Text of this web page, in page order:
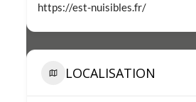
https://est-nuisibles.fr/
LOCALISATION